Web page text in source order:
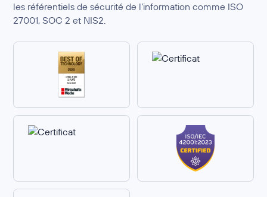
les référentiels de sécurité de l’information comme ISO
27001, SOC 2 et NIS2.